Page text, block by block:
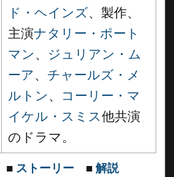
ド・ヘインズ、製作、
主演ナタリー・ポート
マン 、 ジュリアン・ム
ーア、 チャールズ・メ
ルトン 、
コーリー・マ
イケル・スミス他共演
のドラマ。
■ ストーリー ■ 解説